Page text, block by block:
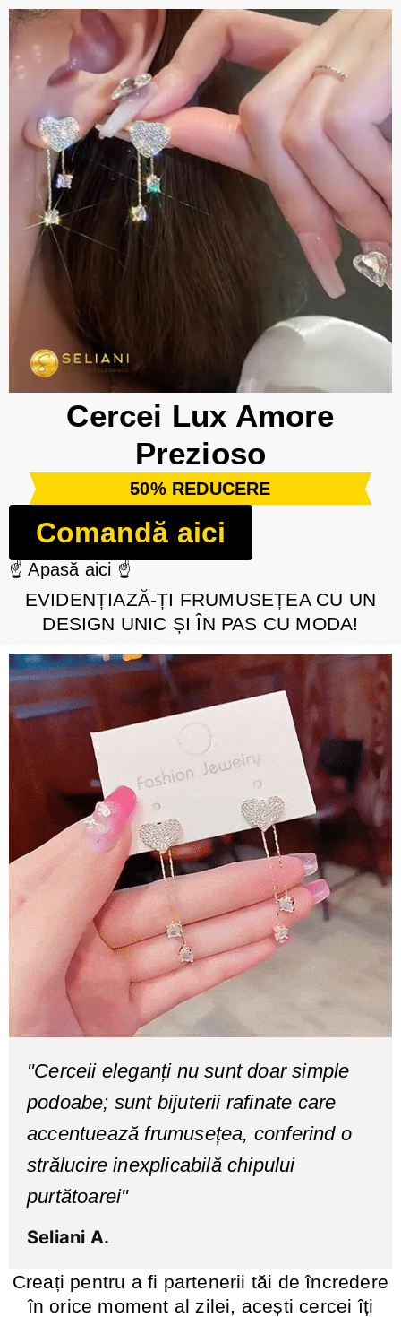
Cercei Lux Amore
Prezioso
EVIDENȚIAZĂ-ȚI FRUMUSEȚEA CU UN
DESIGN UNIC ȘI ÎN PAS CU MODA!
50% REDUCERE
Comandă aici
☝️ Apasă aici ☝️
Creați pentru a fi partenerii tăi de încredere
în orice moment al zilei, acești cercei îți
"Cerceii eleganți nu sunt doar simple
podoabe; sunt bijuterii rafinate care
accentuează frumusețea, conferind o
strălucire inexplicabilă chipului
purtătoarei"
Seliani A.